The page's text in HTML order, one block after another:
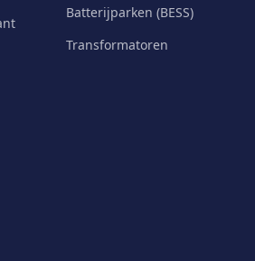
Batterijparken (BESS)
Transformatoren